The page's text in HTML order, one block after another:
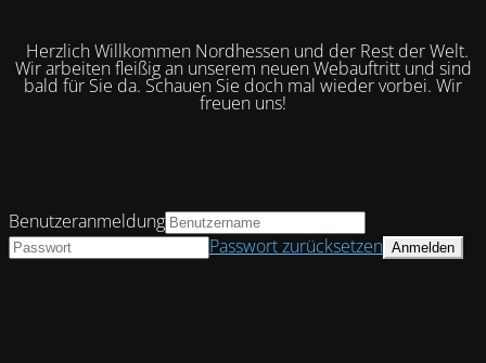
Herzlich Willkommen Nordhessen und der Rest der Welt.
Wir arbeiten fleißig an unserem neuen Webauftritt und sind
bald für Sie da. Schauen Sie doch mal wieder vorbei. Wir
freuen uns!
Benutzeranmeldung
Passwort zurücksetzen